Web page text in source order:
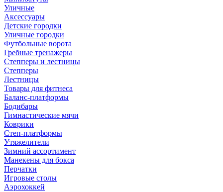
Уличные
Аксессуары
Детские городки
Уличные городки
Футбольные ворота
Гребные тренажеры
Степперы и лестницы
Степперы
Лестницы
Товары для фитнеса
Баланс-платформы
Бодибары
Гимнастические мячи
Коврики
Степ-платформы
Утяжелители
Зимний ассортимент
Манекены для бокса
Перчатки
Игровые столы
Аэрохоккей